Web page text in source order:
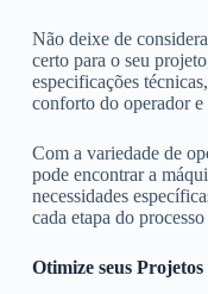
Não deixe de
certo para o seu
especificações
conforto do operador
Com a variedade de
pode encontrar a
necessidades
cada etapa do
Otimize seus